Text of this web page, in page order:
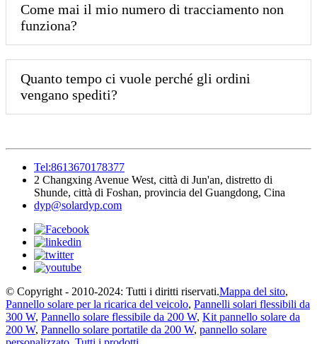
Come mai il mio numero di tracciamento non
funziona?
Quanto tempo ci vuole perché gli ordini
vengano spediti?
Tel:8613670178377
2 Changxing Avenue West, città di Jun'an, distretto di
Shunde, città di Foshan, provincia del Guangdong, Cina
dyp@solardyp.com
© Copyright - 2010-2024: Tutti i diritti riservati.Mappa del sito,
Pannello solare per la ricarica del veicolo, Pannelli solari flessibili da
300 W, Pannello solare flessibile da 200 W, Kit pannello solare da
200 W, Pannello solare portatile da 200 W, pannello solare